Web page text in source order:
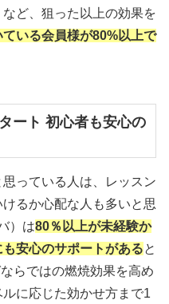
ど、狙った以上の効果を
いる会員様が80%以上で
ート 初心者も安心の
っている人は、レッスン
るか心配な人も多いと思
）は80％以上が未経験か
安心のサポートがあると
らではの燃焼効果を高め
に応じた効かせ方まで1